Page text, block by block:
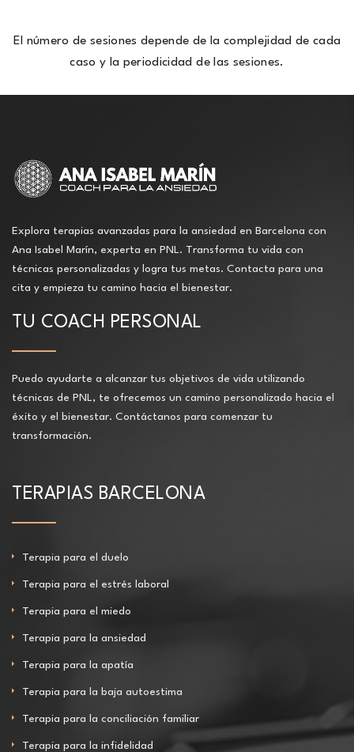
El número de sesiones depende de la complejidad de cada
caso y la periodicidad de las sesiones.
Explora terapias avanzadas para la ansiedad en Barcelona con
Ana Isabel Marín, experta en PNL. Transforma tu vida con
técnicas personalizadas y logra tus metas. Contacta para una
cita y empieza tu camino hacia el bienestar.
TU COACH PERSONAL
Puedo ayudarte a alcanzar tus objetivos de vida utilizando
técnicas de PNL, te ofrecemos un camino personalizado hacia el
éxito y el bienestar. Contáctanos para comenzar tu
transformación.
TERAPIAS BARCELONA
Terapia para el duelo
Terapia para el estrés laboral
Terapia para el miedo
Terapia para la ansiedad
Terapia para la apatía
Terapia para la baja autoestima
Terapia para la conciliación familiar
Terapia para la infidelidad